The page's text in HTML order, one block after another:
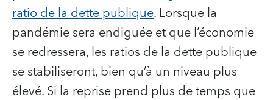
ratio de la dette publique. Lorsque la
pandémie sera endiguée et que l’économie
se redressera, les ratios de la dette publique
se stabiliseront, bien qu’à un niveau plus
élevé. Si la reprise prend plus de temps que